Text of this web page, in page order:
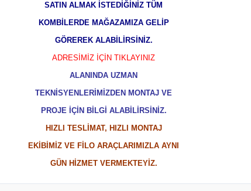
SATIN ALMAK İSTEDİĞİNİZ TÜM
KOMBİLERDE MAĞAZAMIZA GELİP
GÖREREK ALABİLİRSİNİZ.
ADRESİMİZ İÇİN TIKLAYINIZ
ALANINDA UZMAN
TEKNİSYENLERİMİZDEN MONTAJ VE
PROJE İÇİN BİLGİ ALABİLİRSİNİZ.
HIZLI TESLİMAT, HIZLI MONTAJ
EKİBİMİZ VE FİLO ARAÇLARIMIZLA AYNI
GÜN HİZMET VERMEKTEYİZ.